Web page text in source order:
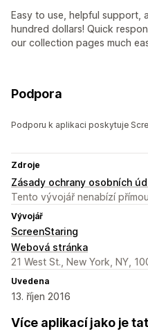
Easy to use, helpful support,
hundred dollars! Quick
our collection pages much
Podpora
Podporu k aplikaci poskytuje
Zdroje
Zásady ochrany osobních
Tento vývojář nenabízí
Vývojář
ScreenStaring
Webová stránka
21 West St., New York, NY,
Uvedena
13. říjen 2016
Více aplikací jako je